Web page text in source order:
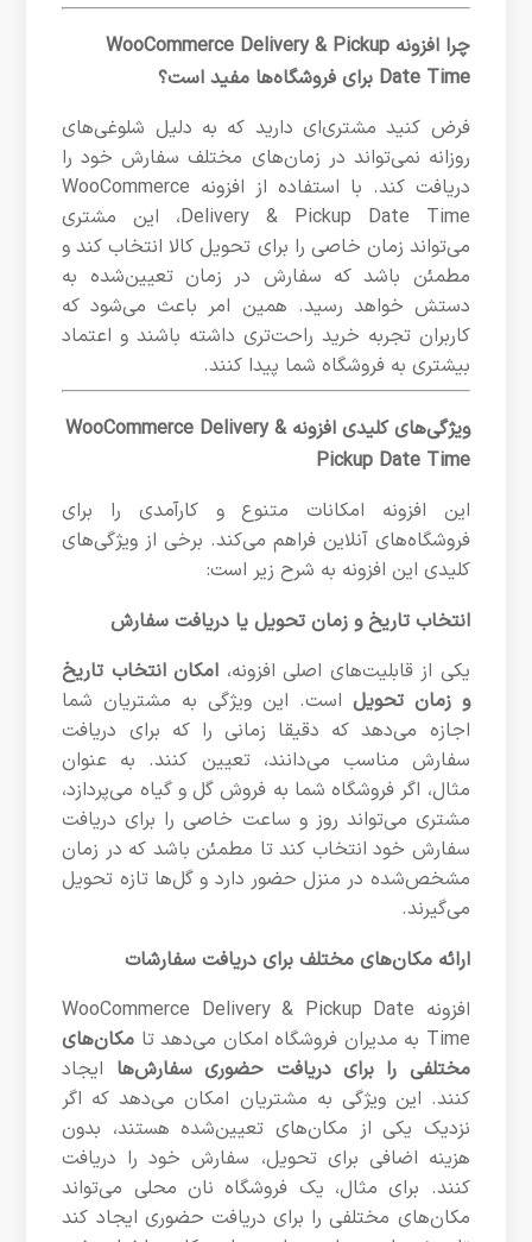
چرا افزونه WooCommerce Delivery & Pickup
Date Time برای فروشگاه‌ها مفید است؟
فرض کنید مشتری‌ای دارید که به دلیل شلوغی‌های
روزانه نمی‌تواند در زمان‌های مختلف سفارش خود را
دریافت کند. با استفاده از افزونه WooCommerce
Delivery & Pickup Date Time، این مشتری
می‌تواند زمان خاصی را برای تحویل کالا انتخاب کند و
مطمئن باشد که سفارش در زمان تعیین‌شده به
دستش خواهد رسید. همین امر باعث می‌شود که
کاربران تجربه خرید راحت‌تری داشته باشند و اعتماد
بیشتری به فروشگاه شما پیدا کنند.
ویژگی‌های کلیدی افزونه WooCommerce Delivery &
Pickup Date Time
این افزونه امکانات متنوع و کارآمدی را برای
فروشگاه‌های آنلاین فراهم می‌کند. برخی از ویژگی‌های
کلیدی این افزونه به شرح زیر است:
انتخاب تاریخ و زمان تحویل یا دریافت سفارش
یکی از قابلیت‌های اصلی افزونه، امکان انتخاب تاریخ
و زمان تحویل است. این ویژگی به مشتریان شما
اجازه می‌دهد که دقیقا زمانی را که برای دریافت
سفارش مناسب می‌دانند، تعیین کنند. به عنوان
مثال، اگر فروشگاه شما به فروش گل و گیاه می‌پردازد،
مشتری می‌تواند روز و ساعت خاصی را برای دریافت
سفارش خود انتخاب کند تا مطمئن باشد که در زمان
مشخص‌شده در منزل حضور دارد و گل‌ها تازه تحویل
می‌گیرند.
ارائه مکان‌های مختلف برای دریافت سفارشات
افزونه WooCommerce Delivery & Pickup Date
Time به مدیران فروشگاه امکان می‌دهد تا
مکان‌های
مختلفی را برای دریافت حضوری سفارش‌ها ایجاد
کنند. این ویژگی به مشتریان امکان می‌دهد که اگر
نزدیک یکی از مکان‌های تعیین‌شده هستند، بدون
هزینه اضافی برای تحویل، سفارش خود را دریافت
کنند. برای مثال، یک فروشگاه نان محلی می‌تواند
مکان‌های مختلفی را برای دریافت حضوری ایجاد کند